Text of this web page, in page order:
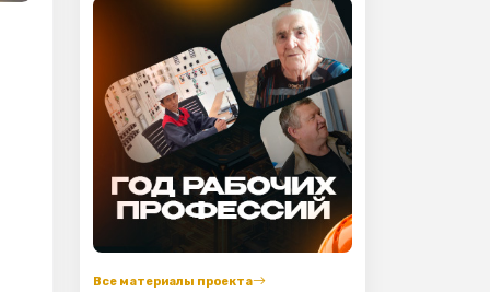
Все материалы проекта